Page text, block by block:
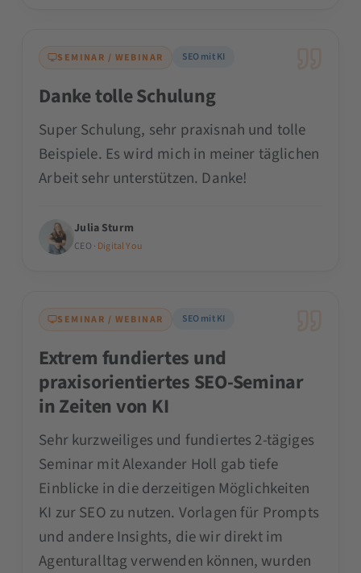
SEMINAR / WEBINAR SEO mit KI
Danke tolle Schulung
Super Schulung, sehr praxisnah und tolle
Beispiele. Es wird mich in meiner täglichen
Arbeit sehr unterstützen. Danke!
Julia Sturm
CEO · Digital You
SEMINAR / WEBINAR SEO mit KI
Extrem fundiertes und
praxisorientiertes SEO-Seminar
in Zeiten von KI
Sehr kurzweiliges und fundiertes 2-tägiges
Seminar mit Alexander Holl gab tiefe
Einblicke in die derzeitigen Möglichkeiten
KI zur SEO zu nutzen. Vorlagen für Prompts
und andere Insights, die wir direkt im
Agenturalltag verwenden können, wurden